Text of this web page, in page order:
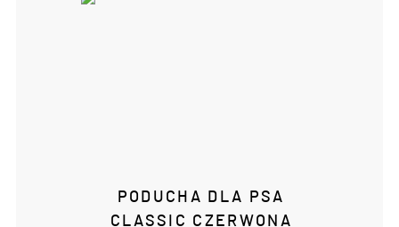
PODUCHA DLA PSA
CLASSIC CZERWONA